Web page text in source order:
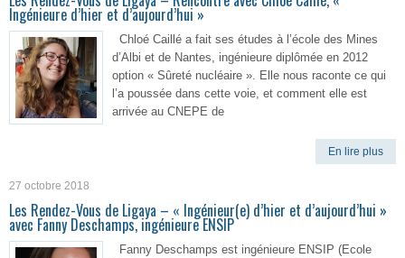
Ingénieure d’hier et d’aujourd’hui »
Chloé Caillé a fait ses études à l’école des Mines
d’Albi et de Nantes, ingénieure diplômée en 2012
option « Sûreté nucléaire ». Elle nous raconte ce qui
l’a poussée dans cette voie, et comment elle est
arrivée au CNEPE de
En lire plus
27 octobre 2018
Les Rendez-Vous de Ligaya – « Ingénieur(e) d’hier et d’aujourd’hui »
avec Fanny Deschamps, ingénieure ENSIP
Fanny Deschamps est ingénieure ENSIP (Ecole